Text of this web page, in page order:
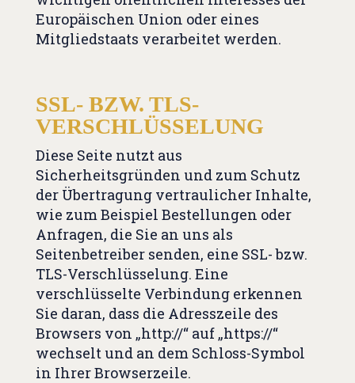
Europäischen Union oder eines
Mitgliedstaats verarbeitet werden.
SSL- BZW. TLS-
VERSCHLÜSSELUNG
Diese Seite nutzt aus
Sicherheitsgründen und zum Schutz
der Übertragung vertraulicher Inhalte,
wie zum Beispiel Bestellungen oder
Anfragen, die Sie an uns als
Seitenbetreiber senden, eine SSL- bzw.
TLS-Verschlüsselung. Eine
verschlüsselte Verbindung erkennen
Sie daran, dass die Adresszeile des
Browsers von „http://“ auf „https://“
wechselt und an dem Schloss-Symbol
in Ihrer Browserzeile.